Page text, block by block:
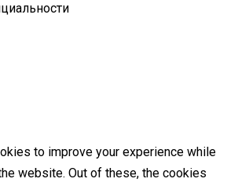
to improve your experience while
website. Out of these, the cookies